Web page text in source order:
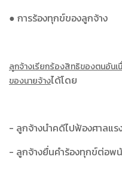
● การร้องทุกข์ของลูกจ้าง
ลูกจ้างเรียกร้องสิทธิของตนอันเ
ของนายจ้างได้โดย
- ลูกจ้างนำคดีไปฟ้องศาลแร
- ลูกจ้างยื่นคำร้องทุกข์ต่อพ